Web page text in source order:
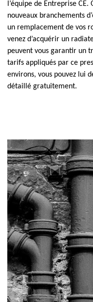
l’équipe de Entreprise
nouveaux branchements
un remplacement de vos
venez d’acquérir un
peuvent vous garantir un
tarifs appliqués par ce
environs, vous pouvez lui
détaillé gratuitement.